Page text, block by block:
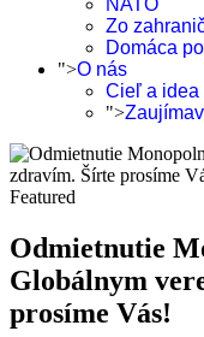
NATO
Zo
Domáca
">O nás
Cieľ a idea
">
Featured
Odmietnutie
Globálnym
prosíme Vás!